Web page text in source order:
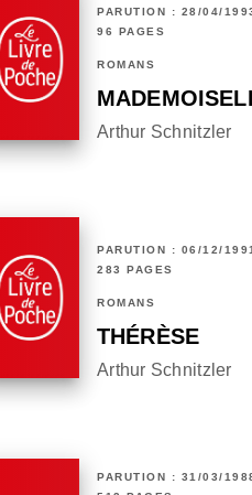
PARUTION : 28/04/
96 PAGES
ROMANS
Arthur Schnitzler
PARUTION : 06/12/
283 PAGES
ROMANS
THÉRÈSE
Arthur Schnitzler
PARUTION : 31/03/